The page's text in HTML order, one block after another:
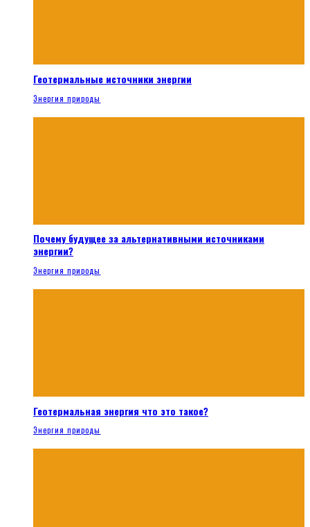
Геотермальные источники энергии
Энергия природы
Почему будущее за альтернативными источниками
энергии?
Энергия природы
Геотермальная энергия что это такое?
Энергия природы